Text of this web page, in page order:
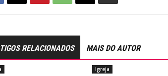
RELACIONADOS MAIS DO AUTOR
Igreja